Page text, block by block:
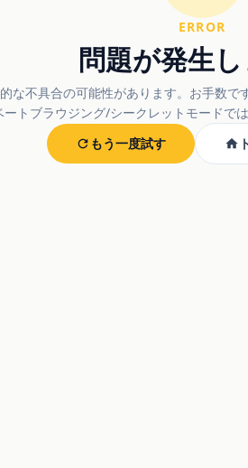
ERROR
問題が発生
な不具合の可能性があります。お手数で
ートブラウジング/シークレットモードで
もう一度試す